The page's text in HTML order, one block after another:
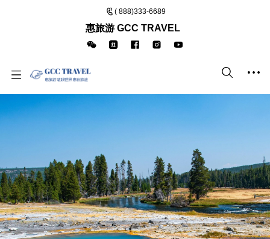
( 888)333-6689
惠旅游 GCC TRAVEL